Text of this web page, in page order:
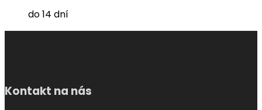
do 14 dní
Kontakt na nás